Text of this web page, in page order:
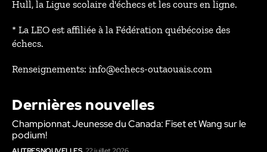
Hull, la Ligue scolaire d'échecs et les cours en ligne.
* La LEO est affiliée à la Fédération québécoise des
échecs.
Renseignements: info@echecs-outaouais.com
Dernières nouvelles
Championnat Jeunesse du Canada: Fiset et Wang sur le
podium!